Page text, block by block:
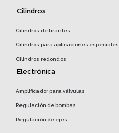
Cilindros
Cilindros de tirantes
Cilindros para aplicaciones especiales
Cilindros redondos
Electrónica
Amplificador para válvulas
Regulación de bombas
Regulación de ejes